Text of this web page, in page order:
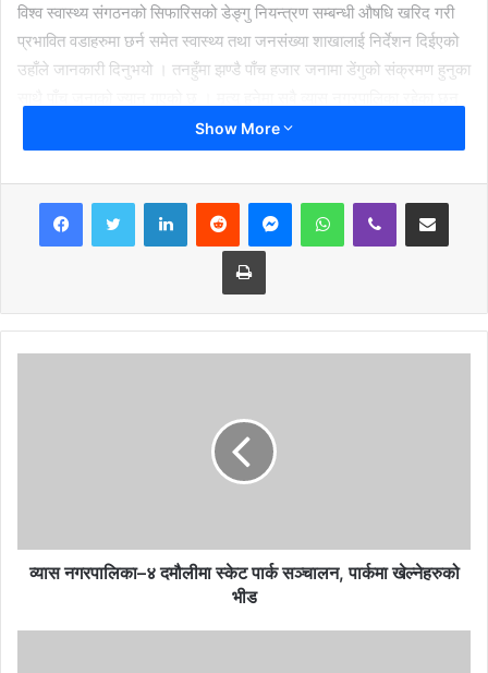
विश्व स्वास्थ्य संगठनको सिफारिसको डेङ्गु नियन्त्रण सम्बन्धी औषधि खरिद गरी
प्रभावित वडाहरुमा छर्न समेत स्वास्थ्य तथा जनसंख्या शाखालाई निर्देशन दिईएको
उहाँले जानकारी दिनुभयो । तनहुँमा झण्डै पाँच हजार जनामा डेंगुको संक्रमण हुनुका
भने संक्रमण हुनेमा ८६ प्रतिशत व्यास नगरपालिकाको रहेको स्वास्थ्य कार्यालय
तनहुँका प्रमुख शंकरबाबु अधिकारीले जानकारी दिनुभयो । नगरपालिकाले
लामखुट्टेको बासस्थान खोज र नष्ट गर्रौ भन्ने अभियानलाई टोल विकास संस्था
समेतको सहयोगमा निरन्तरता दिन वडा समितिलाई निर्देशन दिएको छ ।
व्यास नगरपालिकाको सोमबार नगरप्रमुख वैकुण्ठ न्यौपानेको अध्यक्षतामा बसेको
नियमित वैठकले डेंगु नियन्त्रण तथा रोकथामको लागि सो निर्णय गर्नुका साथै अन्य
अधिकृत, वडाअध्यक्षहरु र कार्यपालिका सदस्यहरुको उपस्थितिमा विभिन्न निर्णय
गइरहेको गणकहरुको छनौट र प्रशिक्षण कार्यमा सहयोग गर्ने निर्णय गरिएको छ ।
यस नगरपालिकाबाट २०८०÷०६÷०३ देखी थालनी गरिएको बुधबारे हाट बजारको
Show More
Print
व्यास नगरपालिका–४ दमौलीमा स्केट पार्क सञ्चालन, पार्कमा खेल्नेहरुको
भीड